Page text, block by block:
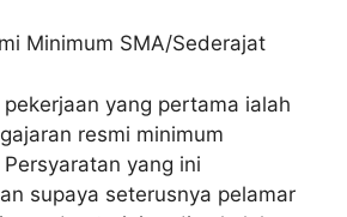
Minimum SMA/Sederajat
yang pertama ialah
resmi minimum
yang ini
supaya seterusnya pelamar